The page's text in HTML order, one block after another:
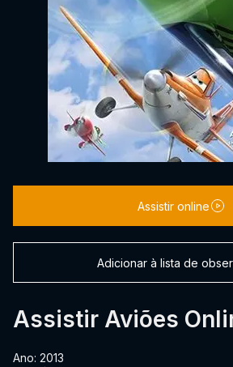
Assistir Aviões
Ano: 2013
Assistir online
Adicionar à lista de